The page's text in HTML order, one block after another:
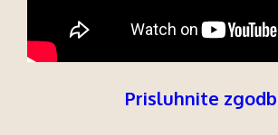
Prisluhnite